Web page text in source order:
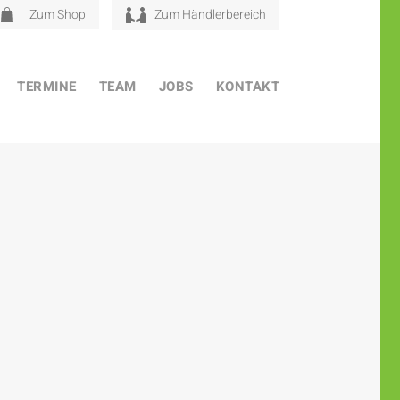
Zum Shop Zum Händlerbereich
TERMINE TEAM JOBS KONTAKT